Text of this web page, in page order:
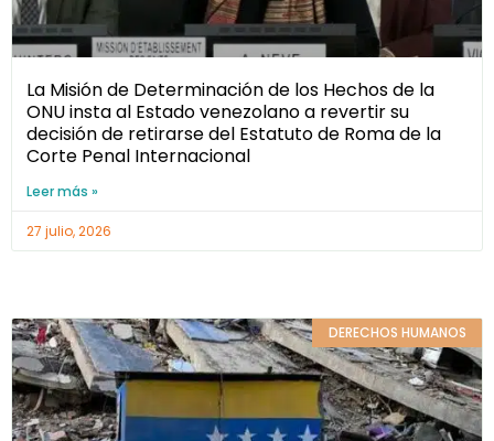
La Misión de Determinación de los Hechos de la
ONU insta al Estado venezolano a revertir su
decisión de retirarse del Estatuto de Roma de la
Corte Penal Internacional
Leer más »
27 julio, 2026
DERECHOS HUMANOS